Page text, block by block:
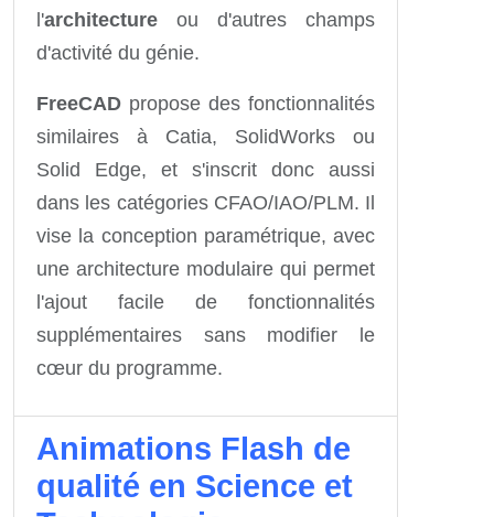
l'architecture ou d'autres champs
d'activité du génie.
FreeCAD propose des fonctionnalités
similaires à Catia, SolidWorks ou
Solid Edge, et s'inscrit donc aussi
dans les catégories CFAO/IAO/PLM. Il
vise la conception paramétrique, avec
une architecture modulaire qui permet
l'ajout facile de fonctionnalités
supplémentaires sans modifier le
cœur du programme.
Animations Flash de
qualité en Science et